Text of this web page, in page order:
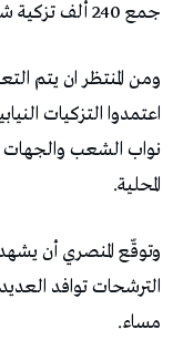
جمع 240 ألف تزكية شعبية.
ومن المنتظر ان يتم
المحلية.
وتوقّع المنصري أن
الترشحات توافد
مساء.